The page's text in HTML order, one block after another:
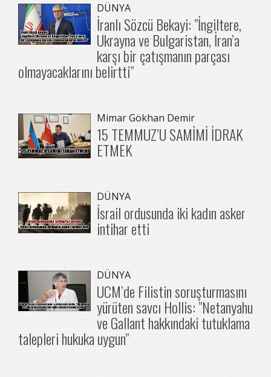
DÜNYA
İranlı Sözcü Bekayi: ”İngiltere,
Ukrayna ve Bulgaristan, İran’a
karşı bir çatışmanın parçası
olmayacaklarını belirtti”
Mimar Gökhan Demir
15 TEMMUZ’U SAMİMİ İDRAK
ETMEK
DÜNYA
İsrail ordusunda iki kadın asker
intihar etti
DÜNYA
UCM’de Filistin soruşturmasını
yürüten savcı Hollis: ”Netanyahu
ve Gallant hakkındaki tutuklama
talepleri hukuka uygun”